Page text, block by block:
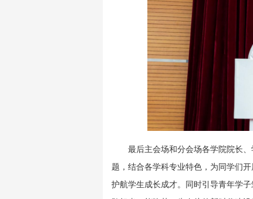
最后主会场和分会场各学院院长
题，结合各学科专业特色，为同学们
护航学生成长成才。同时引导青年学